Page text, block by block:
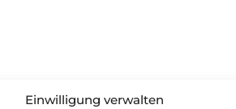
Einwilligung verwalten